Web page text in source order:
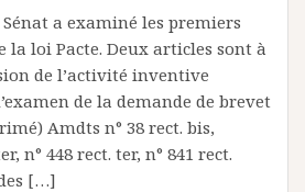
a examiné les premiers
la loi Pacte. Deux articles sont à
de l’activité inventive
de la demande de brevet
Amdts n° 38 rect. bis,
n° 448 rect. ter, n° 841 rect.
[…]